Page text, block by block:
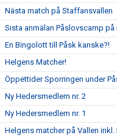
Nästa match på Staffansvallen
Sista anmälan Påslovscamp
En Bingolott till Påsk kanske?!
Helgens Matcher!
Öppettider Sporringen under
Ny Hedersmedlem nr. 2
Ny Hedersmedlem nr. 1
Helgens matcher på Vallen inkl.